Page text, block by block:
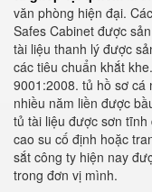
văn phòng hiện đại.
Safes Cabinet được
tài liệu thanh lý được
các tiêu chuẩn khắt
9001:2008. tủ hồ sơ cá
nhiều năm liền được
tủ tài liệu được sơn
cao su cố định hoặc
sắt công ty hiện nay
trong đơn vị mình.